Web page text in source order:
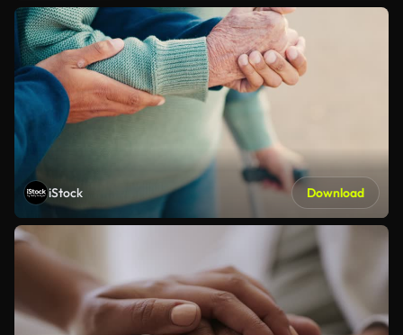
iStock Download